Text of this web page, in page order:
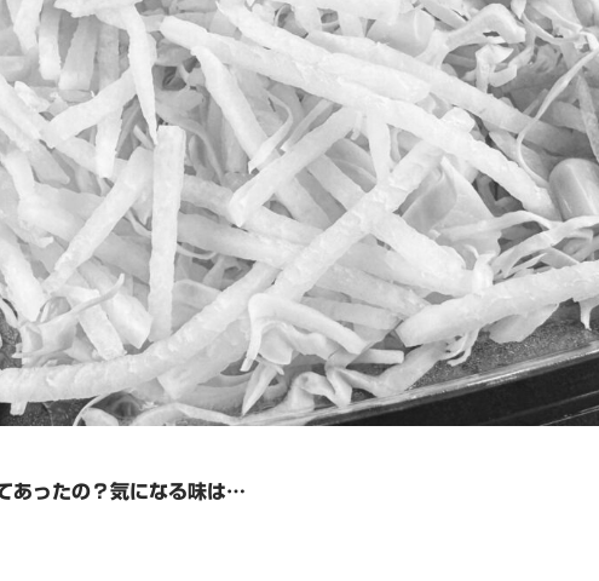
あったの？気になる味は…